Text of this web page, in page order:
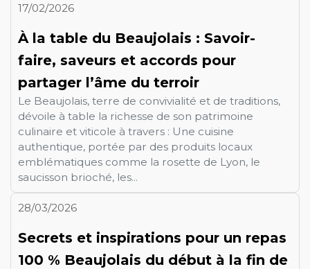
17/02/2026
À la table du Beaujolais : Savoir-
faire, saveurs et accords pour
partager l’âme du terroir
Le Beaujolais, terre de convivialité et de traditions,
dévoile à table la richesse de son patrimoine
culinaire et viticole à travers : Une cuisine
authentique, portée par des produits locaux
emblématiques comme la rosette de Lyon, le
saucisson brioché, les...
28/03/2026
Secrets et inspirations pour un repas
100 % Beaujolais du début à la fin de